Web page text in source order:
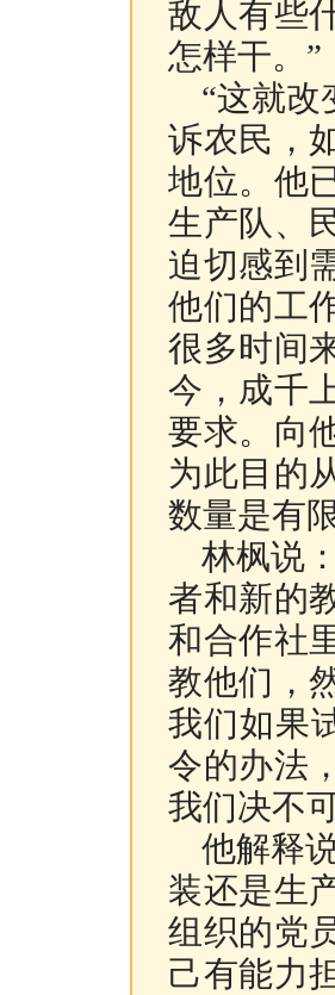
敌人有些
怎样干。”
“这就改
诉农民，
地位。他
生产队、
迫切感到
他们的工
很多时间
今，成千
要求。向
为此目的
数量是有
林枫说
者和新的
和合作社
教他们，
我们如果
令的办法
我们决不
他解释
装还是生
组织的党
己有能力